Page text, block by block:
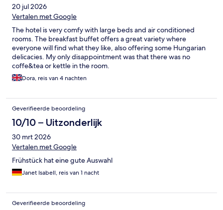
20 jul 2026
Vertalen met Google
The hotel is very comfy with large beds and air conditioned
rooms. The breakfast buffet offers a great variety where
everyone will find what they like, also offering some Hungarian
delicacies. My only disappointment was that there was no
coffe&tea or kettle in the room.
Dora, reis van 4 nachten
Geverifieerde beoordeling
10/10 – Uitzonderlijk
30 mrt 2026
Vertalen met Google
Frühstück hat eine gute Auswahl
Janet Isabell, reis van 1 nacht
Geverifieerde beoordeling